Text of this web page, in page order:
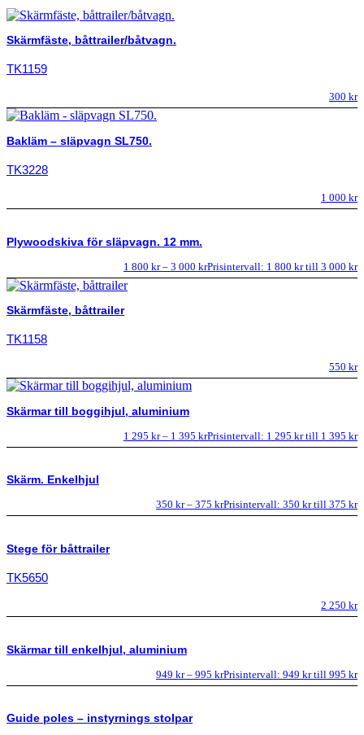
Skärmfäste, båttrailer/båtvagn.
TK1159
300 kr
Bakläm – släpvagn SL750.
TK3228
1 000 kr
Plywoodskiva för släpvagn. 12 mm.
1 800 kr – 3 000 krPrisintervall: 1 800 kr till 3 000 kr
Skärmfäste, båttrailer
TK1158
550 kr
Skärmar till boggihjul, aluminium
1 295 kr – 1 395 krPrisintervall: 1 295 kr till 1 395 kr
Skärm. Enkelhjul
350 kr – 375 krPrisintervall: 350 kr till 375 kr
Stege för båttrailer
TK5650
2 250 kr
Skärmar till enkelhjul, aluminium
949 kr – 995 krPrisintervall: 949 kr till 995 kr
Guide poles – instyrnings stolpar